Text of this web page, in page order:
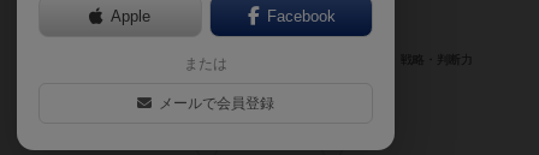
Apple Facebook
または
メールで会員登録